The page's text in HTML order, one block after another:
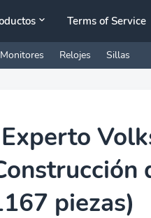
Terms of Service
Monitores Relojes Sillas
piezas)